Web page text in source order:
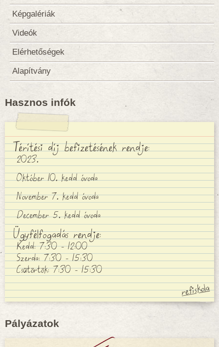
Képgalériák
Videók
Elérhetőségek
Alapítvány
Hasznos infók
Térítési díj befizetésének rendje:
2023.
Október 10. kedd óvoda
November 7. kedd óvoda
December 5. kedd óvoda
Ügyfélfogadás rendje:
Kedd: 7:30 - 12:00
Szerda: 7:30 - 15:30
Csütörtök: 7:30 - 15:30
Pályázatok